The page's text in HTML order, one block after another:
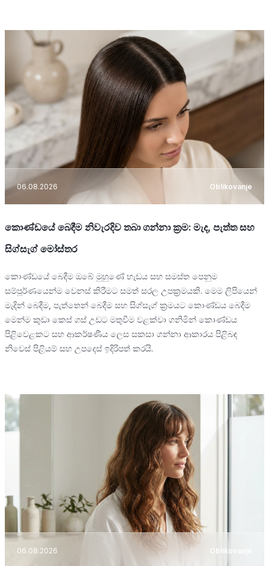
06.08.2026 Oblikovanje
කොණ්ඩයේ බෙදීම නිවැරදිව තබා ගන්නා ක්‍රම: මැද, පැත්ත සහ
සිග්සැග් මෝස්තර
කොණ්ඩයේ බෙදීම ඔබේ මුහුණේ හැඩය සහ සමස්ත පෙනුම
සම්පූර්ණයෙන්ම වෙනස් කිරීමට සමත් සරල උපක්‍රමයකි. මෙම ලිපියෙන්
මැදින් බෙදීම, පැත්තෙන් බෙදීම සහ සිග්සැග් ක්‍රමයට කොණ්ඩය බෙදීම
මෙන්ම කුඩා කෙස් ගස් උඩට මතුවීම වළක්වා ගනිමින් කොණ්ඩය
පිළිවෙළකට සහ ආකර්ෂණීය ලෙස සකසා ගන්නා ආකාරය පිළිබඳ
නිවෙස් පිළියම් සහ උපදෙස් ඉදිරිපත් කරයි.
06.08.2026 Oblikovanje